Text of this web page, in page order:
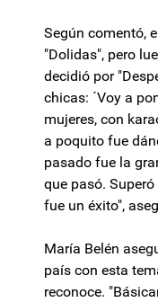
Según comentó,
"Dolidas", pero
decidió por
chicas: ´Voy a
mujeres, con
a poquito fue
pasado fue la
que pasó.
fue un éxito",
María Belén
país con esta
reconoce.